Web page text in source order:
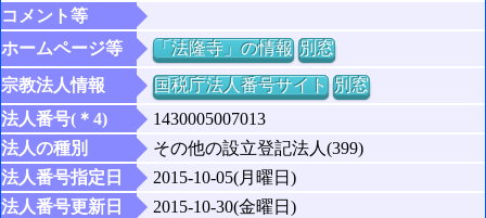
コメント等
ホームページ等
「法隆寺」の情報 別窓
宗教法人情報
国税庁法人番号サイト 別窓
法人番号(＊4)
1430005007013
法人の種別
その他の設立登記法人(399)
法人番号指定日
2015-10-05(月曜日)
法人番号更新日
2015-10-30(金曜日)